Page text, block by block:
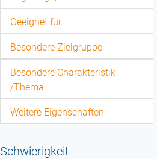
Geeignet für
Besondere Zielgruppe
Besondere Charakteristik
/Thema
Weitere Eigenschaften
Schwierigkeit